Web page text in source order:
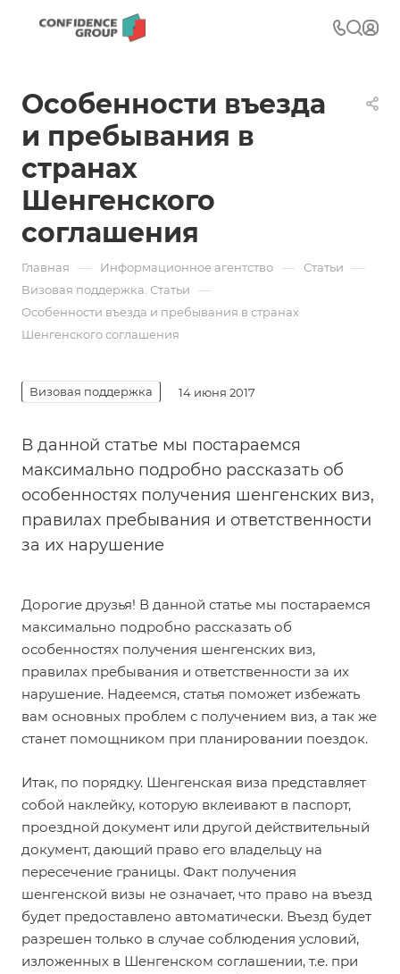
Особенности въезда
и пребывания в
странах
Шенгенского
соглашения
Главная — Информационное агентство — Статьи —
Визовая поддержка. Статьи —
Особенности въезда и пребывания в странах
Шенгенского соглашения
Визовая поддержка 14 июня 2017
В данной статье мы постараемся
максимально подробно рассказать об
особенностях получения шенгенских виз,
правилах пребывания и ответственности
за их нарушение
Дорогие друзья! В данной статье мы постараемся
максимально подробно рассказать об
особенностях получения шенгенских виз,
правилах пребывания и ответственности за их
нарушение. Надеемся, статья поможет избежать
вам основных проблем с получением виз, а так же
станет помощником при планировании поездок.
Итак, по порядку. Шенгенская виза представляет
собой наклейку, которую вклеивают в паспорт,
проездной документ или другой действительный
документ, дающий право его владельцу на
пересечение границы. Факт получения
шенгенской визы не означает, что право на въезд
будет предоставлено автоматически. Въезд будет
разрешен только в случае соблюдения условий,
изложенных в Шенгенском соглашении, т.е. при